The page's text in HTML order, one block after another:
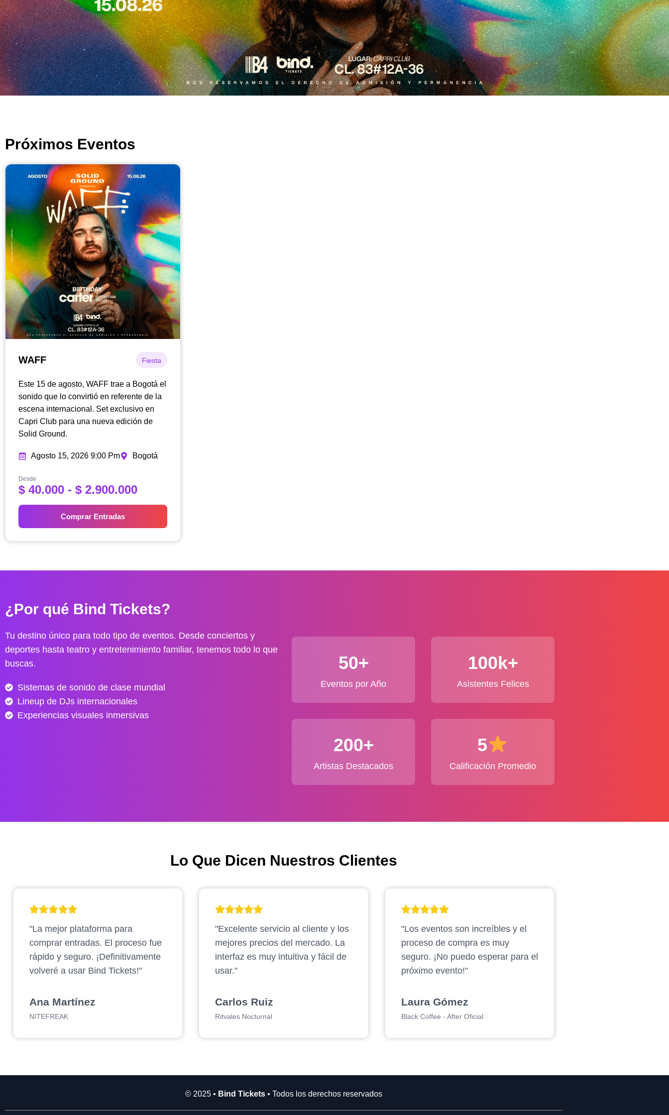
Próximos Eventos
WAFF Fiesta
Este 15 de agosto, WAFF trae a Bogotá el
sonido que lo convirtió en referente de la
escena internacional. Set exclusivo en
Capri Club para una nueva edición de
Solid Ground.
Agosto 15, 2026 9:00 Pm Bogotá
Desde
$ 40.000 - $ 2.900.000R
g
p
c
o
s
:
s
d
e
h
0
0
.
Comprar Entradas
¿Por qué Bind Tickets?
Tu destino único para todo tipo de eventos. Desde conciertos y
deportes hasta teatro y entretenimiento familiar, tenemos todo lo que
buscas.
Sistemas de sonido de clase mundial
Lineup de DJs internacionales
Experiencias visuales inmersivas
50+
Eventos por Año
100k+
Asistentes Felices
200+
Artistas Destacados
5
Calificación Promedio
Lo Que Dicen Nuestros Clientes
"La mejor plataforma para
comprar entradas. El proceso fue
rápido y seguro. ¡Definitivamente
volveré a usar Bind Tickets!"
Ana Martínez
NITEFREAK
"Excelente servicio al cliente y los
mejores precios del mercado. La
interfaz es muy intuitiva y fácil de
usar."
Carlos Ruiz
Ritvales Nocturnal
"Los eventos son increíbles y el
proceso de compra es muy
seguro. ¡No puedo esperar para el
próximo evento!"
Laura Gómez
Black Coffee - After Oficial
© 2025 • Bind Tickets • Todos los derechos reservados